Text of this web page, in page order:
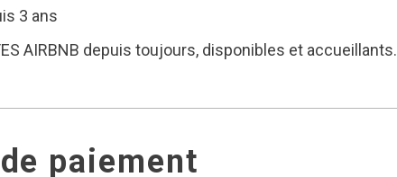
3 ans
AIRBNB depuis toujours, disponibles et accueillants.
paiement